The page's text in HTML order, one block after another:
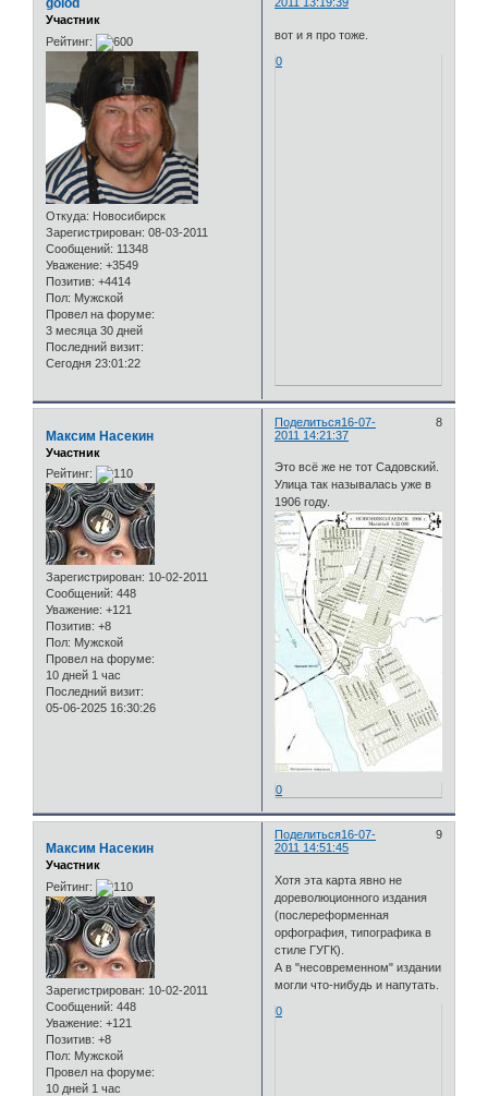
2011 13:19:39
golod
Участник
Рейтинг:
Откуда: Новосибирск
Зарегистрирован: 08-03-2011
Сообщений: 11348
Уважение: +3549
Позитив: +4414
Пол: Мужской
Провел на форуме:
3 месяца 30 дней
Последний визит:
Сегодня 23:01:22
вот и я про тоже.
0
Поделиться 8
16-07-
2011 14:21:37
Максим Насекин
Участник
Рейтинг:
Зарегистрирован: 10-02-2011
Сообщений: 448
Уважение: +121
Позитив: +8
Пол: Мужской
Провел на форуме:
10 дней 1 час
Последний визит:
05-06-2025 16:30:26
Это всё же не тот Садовский.
Улица так называлась уже в
1906 году.
0
Поделиться 9
16-07-
2011 14:51:45
Максим Насекин
Участник
Рейтинг:
Зарегистрирован: 10-02-2011
Сообщений: 448
Уважение: +121
Позитив: +8
Пол: Мужской
Провел на форуме:
10 дней 1 час
Хотя эта карта явно не
дореволюционного издания
(послереформенная
орфография, типографика в
стиле ГУГК).
А в "несовременном" издании
могли что-нибудь и напутать.
0